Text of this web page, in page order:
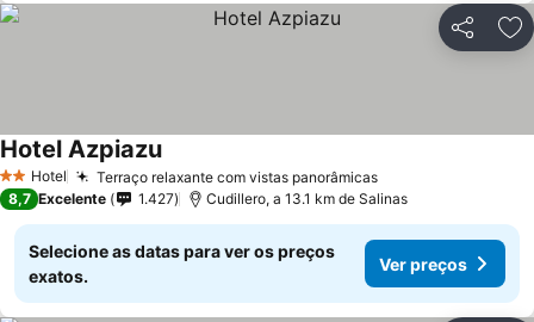
Partilhar
2 Estrelas
Hotel Terraço relaxante com vistas panorâmicas
Hotel Azpiazu
8,7 Excelente 1.427 Cudillero, a 13.1 km de Salinas
Selecione as datas para ver os preços
exatos.
Ver preços